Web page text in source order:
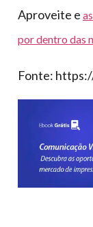
Aproveite e
por dentro das
Fonte: